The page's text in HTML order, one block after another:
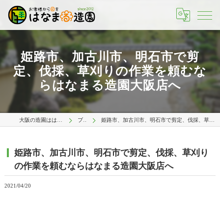
姫路市、加古川市、明石市で剪
定、伐採、草刈りの作業を頼むな
らはなまる造園大阪店へ
ブログ 姫路市、加古川市、明石市で剪定、伐採、草刈りの作業を頼むならはなまる造園大阪店へ
姫路市、加古川市、明石市で剪定、伐採、草刈り
の作業を頼むならはなまる造園大阪店へ
2021/04/20